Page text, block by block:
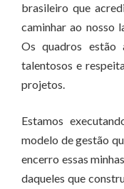
brasileiro que
caminhar ao nosso
Os quadros estão
talentosos e
projetos.
Estamos
modelo de gestão
encerro essas
daqueles que